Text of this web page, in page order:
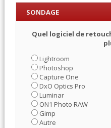
SONDAGE
Quel logiciel de
Lightroom
Photoshop
Capture One
DxO Optics Pro
Luminar
ON1 Photo RAW
Gimp
Autre